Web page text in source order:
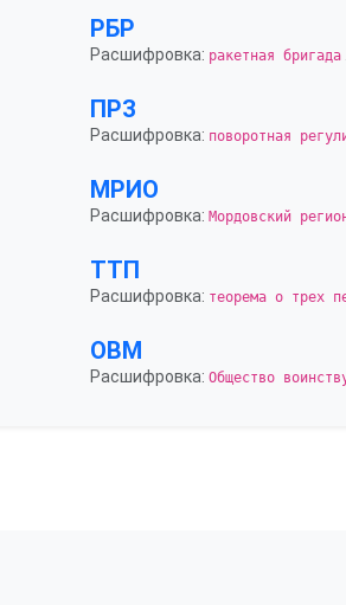
РБР
Расшифровка: ракетная бригада
ПРЗ
Расшифровка: поворотная
МРИО
Расшифровка: Мордовский
ТТП
Расшифровка: теорема о трех
ОВМ
Расшифровка: Общество